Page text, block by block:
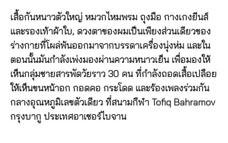
เสื้อกันหนาวตัวใหญ่ หมวกไหมพรม ถุงมือ กางเกงยีนส์
และรองเท้าผ้าใบ, ดวงตาของผมเป็นเพียงส่วนเดียวของ
ร่างกายที่โผล่พ้นออกมาจากบรรดาเครื่องนุ่งห่ม และใน
ตอนนั้นมันกำลังเพ่งมองผ่านความหนาวเย็น เพื่อมองให้
เห็นกลุ่มชายสารพัดวัยราว 30 คน ที่กำลังถอดเสื้อเปลือย
ให้เห็นขนหน้าอก กอดคอ กระโดด และร้องเพลงร่วมกัน
กลางอุณหภูมิเลขตัวเดียว ที่สนามกีฬา Tofiq Bahramov
กรุงบากู ประเทศอาเซอร์ไบจาน